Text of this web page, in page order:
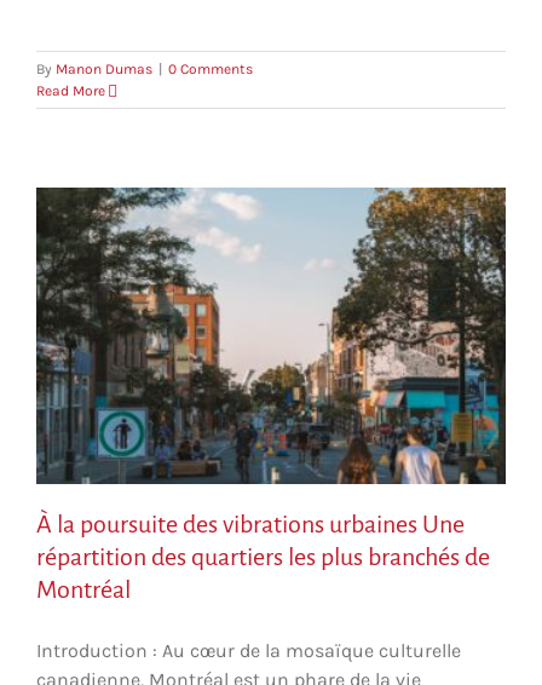
By Manon Dumas
0 Comments
Read More
À la poursuite des vibrations urbaines Une
répartition des quartiers les plus branchés de
Montréal
Introduction : Au cœur de la mosaïque culturelle
canadienne, Montréal est un phare de la vie